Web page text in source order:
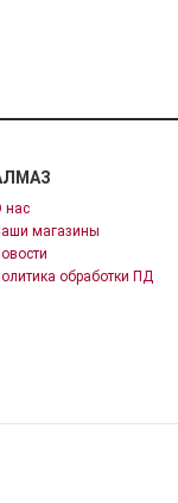
нас
магазины
обработки ПД